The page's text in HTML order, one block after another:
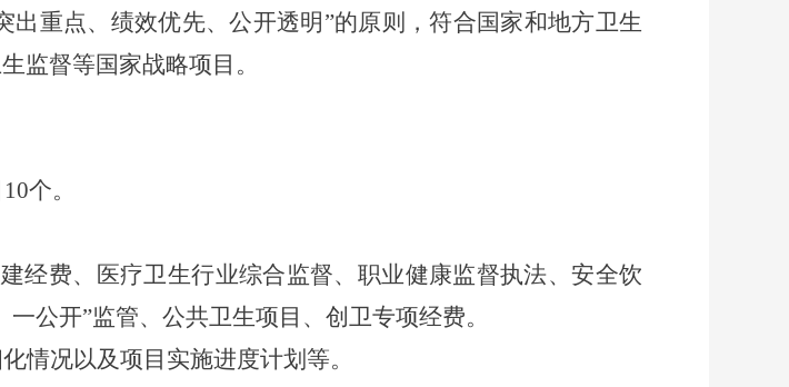
出重点、绩效优先、公开透明”的原则，符合国家和地方卫生
监督等国家战略项目。
10个。
经费、医疗卫生行业综合监督、职业健康监督执法、安全饮
公开”监管、公共卫生项目、创卫专项经费。
情况以及项目实施进度计划等。